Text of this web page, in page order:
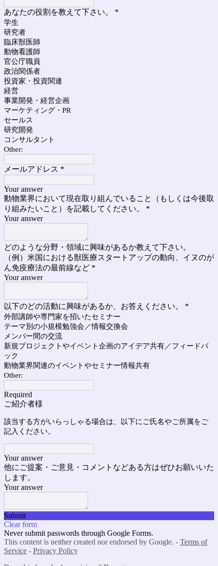
あなたの役割を教えて下さい。 *
学生
研究者
臨床獣医師
動物看護師
官公庁職員
政治関係者
投資家・投資関連
経営
事業開発・経営企画
マーケティング・PR
セールス
研究開発
コンサルタント
Other:
メールアドレス *
Your answer
動物業界において現在取り組んでいること（もしくは今後取
り組みたいこと）を記載してください。
*
Your answer
どのような分野・領域に興味があるか教えて下さい。
（例）米国における獣医療スタートアップの動向、イヌのが
ん免疫療法の最前線など *
Your answer
以下のどの活動に興味があるか、お答えください。 *
外部講師や専門家を招いたセミナー
テーマ別の小規模勉強会／情報交換会
メンバー間の交流
新規プロジェクトやイベント企画のアイデア共有／フィードバ
ック
動物業界関連のイベントやセミナー情報共有
Other:
Required
ご紹介者様
該当する方がいらっしゃる場合は、以下にご氏名やご所属をご
記入ください。
Your answer
他にご提案・ご意見・コメントなどある方はぜひお願いいた
します。
Your answer
Submit
Clear form
Never submit passwords through Google Forms.
This content is neither created nor endorsed by Google. - Terms of
Service - Privacy Policy